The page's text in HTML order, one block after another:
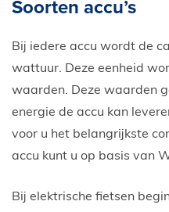
Soorten accu’s
Bij iedere accu wordt de
wattuur. Deze eenheid
waarden. Deze waarden
energie de accu kan
voor u het belangrijkste
accu kunt u op basis van
Bij elektrische fietsen